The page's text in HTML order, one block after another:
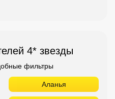
4* звезды
фильтры
Аланья